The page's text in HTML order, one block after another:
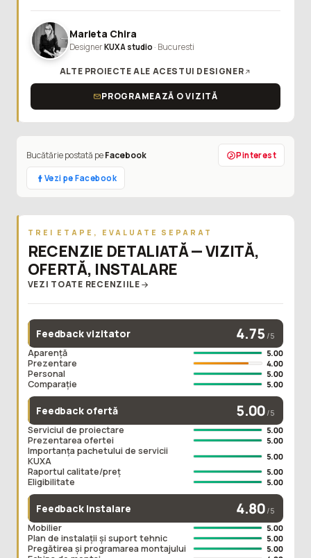
Marieta Chira
DesignerKUXA studio· Bucuresti
ALTE PROIECTE ALE ACESTUI DESIGNER
PROGRAMEAZĂ O VIZITĂ
Bucătărie postată peFacebook Pinterest
Vezi pe Facebook
TREI ETAPE, EVALUATE SEPARAT
RECENZIE DETALIATĂ — VIZITĂ,
OFERTĂ, INSTALARE
VEZI TOATE RECENZIILE
Feedback vizitator 4.75 /5
Aparență 5.00
Prezentare 4.00
Personal 5.00
Comparație 5.00
Feedback ofertă 5.00 /5
Serviciul de proiectare 5.00
Prezentarea ofertei 5.00
Importanța pachetului de servicii
KUXA
5.00
Raportul calitate/preț 5.00
Eligibilitate 5.00
Feedback instalare 4.80 /5
Mobilier 5.00
Plan de instalații și suport tehnic 5.00
Pregătirea și programarea montajului 5.00